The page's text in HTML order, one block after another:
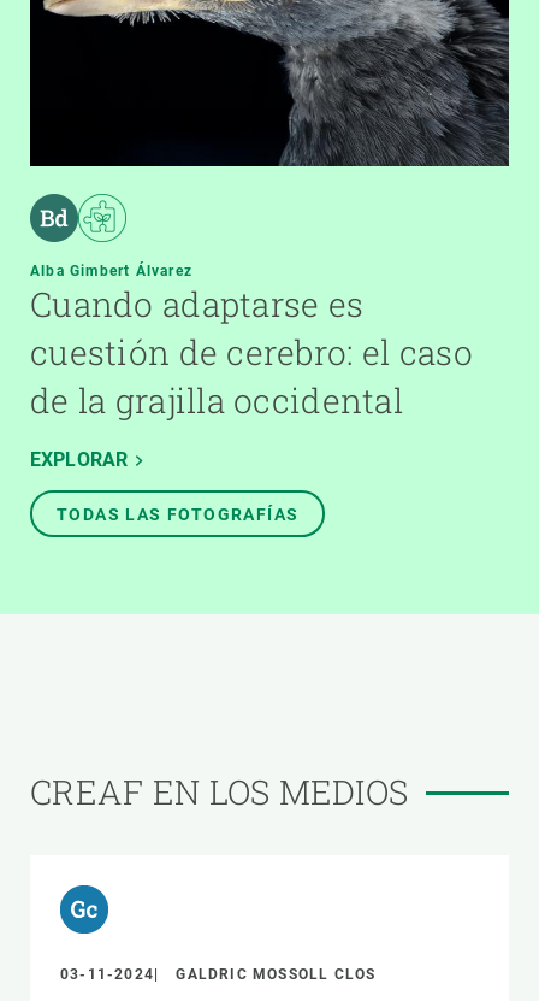
Alba Gimbert Álvarez
Cuando adaptarse es
cuestión de cerebro: el caso
de la grajilla occidental
EXPLORAR
TODAS LAS FOTOGRAFÍAS
CREAF EN LOS MEDIOS
03-11-2024 GALDRIC MOSSOLL CLOS